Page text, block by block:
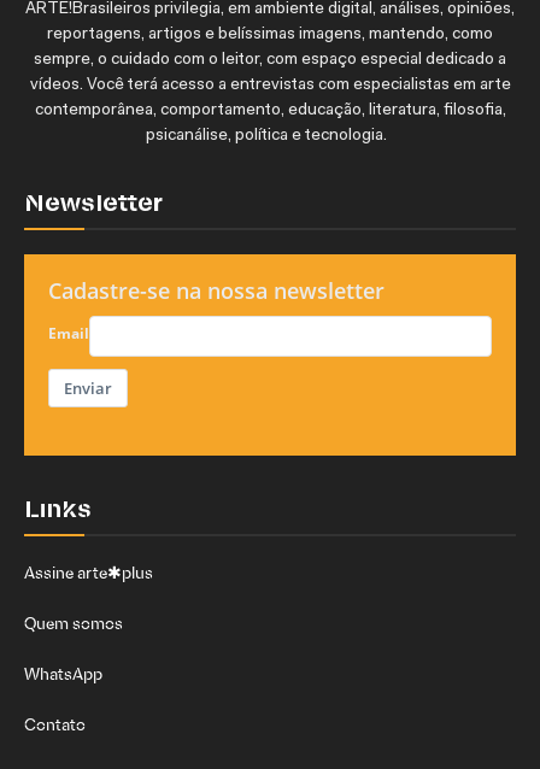
ARTE!Brasileiros privilegia, em ambiente digital, análises, opiniões,
reportagens, artigos e belíssimas imagens, mantendo, como
sempre, o cuidado com o leitor, com espaço especial dedicado a
vídeos. Você terá acesso a entrevistas com especialistas em arte
contemporânea, comportamento, educação, literatura, filosofia,
psicanálise, política e tecnologia.
Newsletter
Cadastre-se na nossa newsletter
Email
Enviar
Links
Assine arte✱plus
Quem somos
WhatsApp
Contato